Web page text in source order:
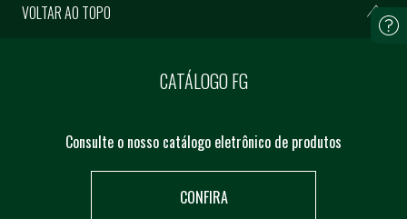
VOLTAR AO TOPO
CATÁLOGO FG
Consulte o nosso catálogo eletrônico de produtos
CONFIRA